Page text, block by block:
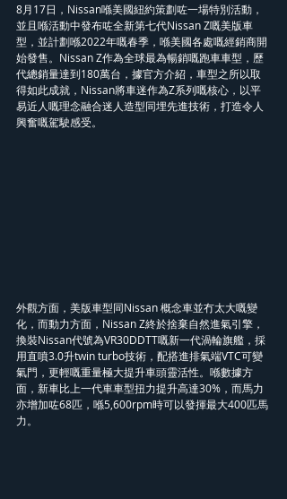
8月17日，Nissan喺美國紐約策劃咗一場特別活動，
並且喺活動中發布咗全新第七代Nissan Z嘅美版車
型，並計劃喺2022年嘅春季，喺美國各處嘅經銷商開
始發售。Nissan Z作為全球最為暢銷嘅跑車車型，歷
代總銷量達到180萬台，據官方介紹，車型之所以取
得如此成就，Nissan將車迷作為Z系列嘅核心，以平
易近人嘅理念融合迷人造型同埋先進技術，打造令人
興奮嘅駕駛感受。
外觀方面，美版車型同Nissan 概念車並冇太大嘅變
化，而動力方面，Nissan Z終於捨棄自然進氣引擎，
換裝Nissan代號為VR30DDTT嘅新一代渦輪旗艦，採
用直噴3.0升twin turbo技術，配搭進排氣端VTC可變
氣門，更輕嘅重量極大提升車頭靈活性。喺數據方
面，新車比上一代車車型扭力提升高達30%，而馬力
亦增加咗68匹，喺5,600rpm時可以發揮最大400匹馬
力。